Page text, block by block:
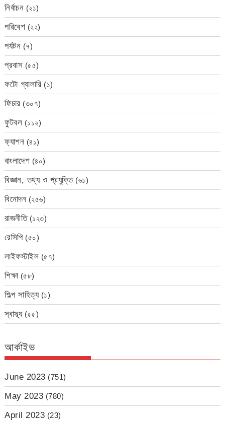
নির্বাচন (২১)
পরিবেশ (২২)
পর্যটন (৭)
প্রবাস (৫৫)
ফটো গ্যালারি (১)
ফিচার (৩০৭)
ফুটবল (১১২)
ফ্যাশন (৪১)
বাংলাদেশ (৪০)
বিজ্ঞান, তথ্য ও প্রযুক্তি(৬১)
বিনোদন (২৫৬)
রাজনীতি(১২৩)
রেসিপি(৫০)
লাইফস্টাইল (৫৭)
শিক্ষা(৫৮)
শিল্প সাহিত্য(১)
স্বাস্থ্য(৫৫)
আর্কাইভ
June 2023 (751)
May 2023 (780)
April 2023 (23)